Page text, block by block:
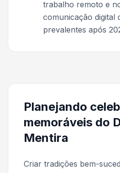
trabalho remoto e
comunicação digital
prevalentes após
Planejando
memoráveis do
Mentira
Criar tradições bem-